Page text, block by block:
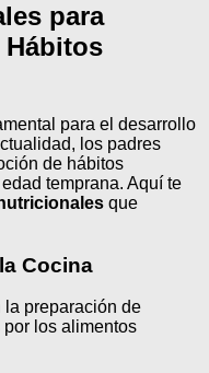
para
Hábitos
para el desarrollo
los padres
de hábitos
temprana. Aquí te
que
Cocina
la preparación de
los alimentos